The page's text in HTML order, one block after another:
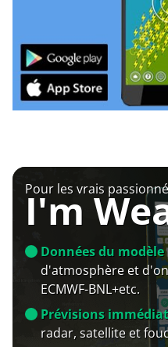
Pour les vrais
I'm
Données du modèle
d'atmosphère et
ECMWF-BNL+etc.
Prévisions
radar, satellite et